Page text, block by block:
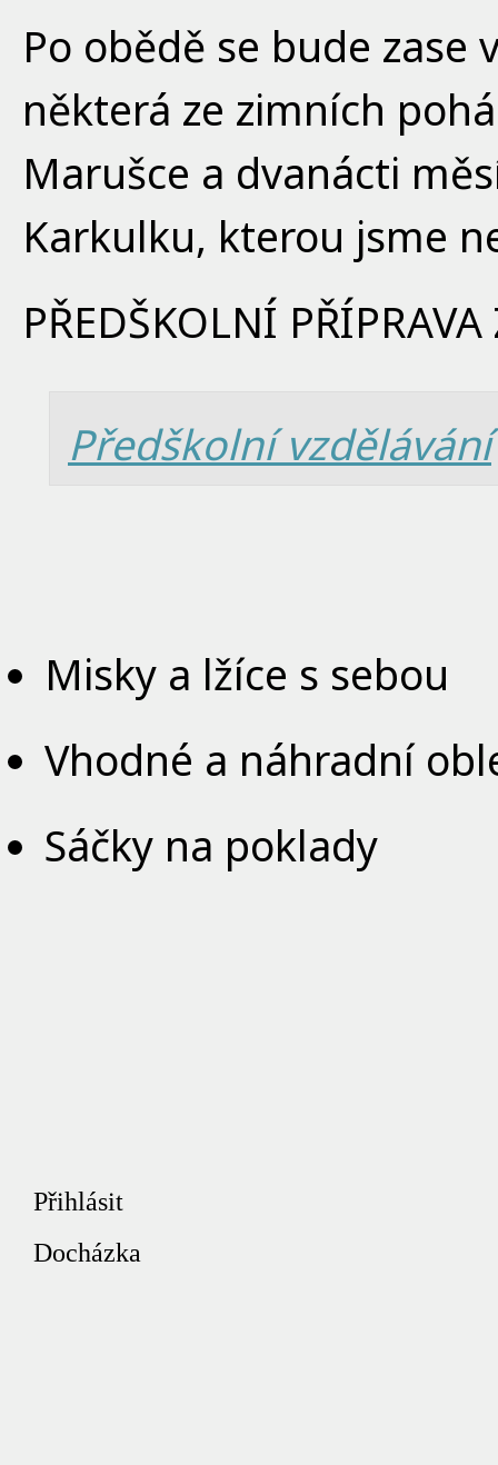
Po obědě se bude zase
některá ze zimních
Marušce a dvanácti
Karkulku, kterou jsme
PŘEDŠKOLNÍ PŘÍPRAVA
Předškolní vzdělávání
Misky a lžíce s sebou
Vhodné a náhradní
Sáčky na poklady
Přihlásit
Docházka